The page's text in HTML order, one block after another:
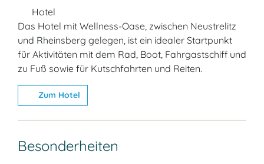
Hotel
Das Hotel mit Wellness-Oase, zwischen Neustrelitz
und Rheinsberg gelegen, ist ein idealer Startpunkt
für Aktivitäten mit dem Rad, Boot, Fahrgastschiff und
zu Fuß sowie für Kutschfahrten und Reiten.
Zum Hotel
Besonderheiten